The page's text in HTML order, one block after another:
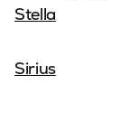
Stella
Sirius